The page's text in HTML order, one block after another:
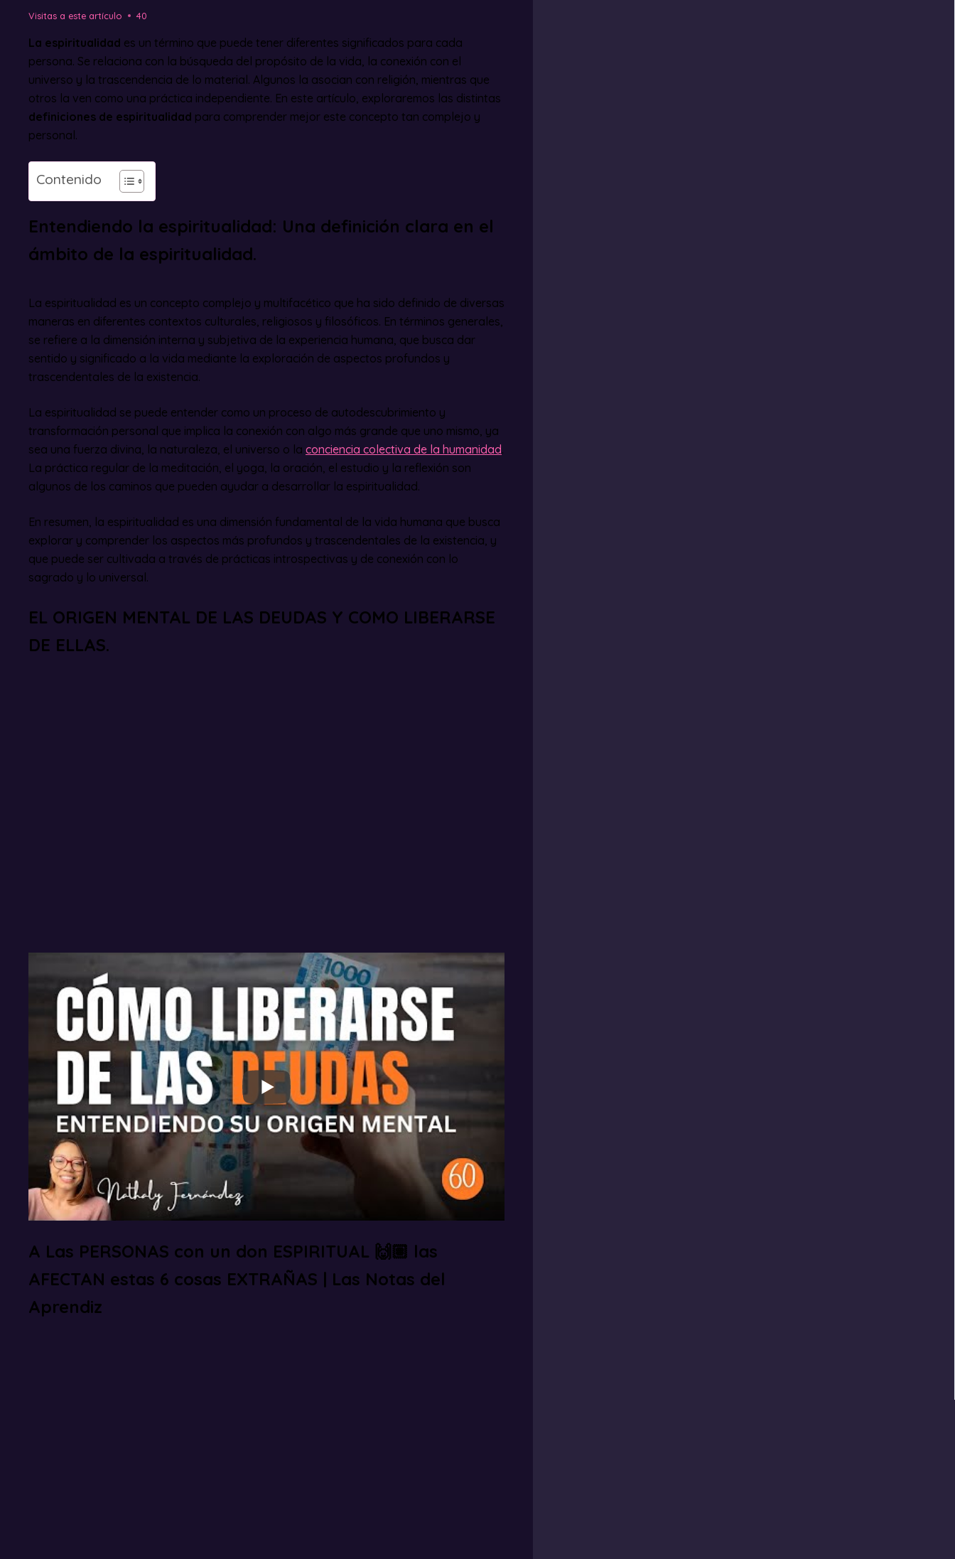
Visitas a este artículo 40
La espiritualidad es un término que puede tener diferentes significados para cada
persona. Se relaciona con la búsqueda del propósito de la vida, la conexión con el
universo y la trascendencia de lo material. Algunos la asocian con religión, mientras que
otros la ven como una práctica independiente. En este artículo, exploraremos las distintas
definiciones de espiritualidad para comprender mejor este concepto tan complejo y
personal.
Contenido
Entendiendo la espiritualidad: Una definición clara en el
ámbito de la espiritualidad.
La espiritualidad es un concepto complejo y multifacético que ha sido definido de diversas
maneras en diferentes contextos culturales, religiosos y filosóficos. En términos generales,
se refiere a la dimensión interna y subjetiva de la experiencia humana, que busca dar
sentido y significado a la vida mediante la exploración de aspectos profundos y
trascendentales de la existencia.
La espiritualidad se puede entender como un proceso de autodescubrimiento y
transformación personal que implica la conexión con algo más grande que uno mismo, ya
sea una fuerza divina, la naturaleza, el universo o la conciencia colectiva de la humanidad.
La práctica regular de la meditación, el yoga, la oración, el estudio y la reflexión son
algunos de los caminos que pueden ayudar a desarrollar la espiritualidad.
En resumen, la espiritualidad es una dimensión fundamental de la vida humana que busca
explorar y comprender los aspectos más profundos y trascendentales de la existencia, y
que puede ser cultivada a través de prácticas introspectivas y de conexión con lo
sagrado y lo universal.
EL ORIGEN MENTAL DE LAS DEUDAS Y COMO LIBERARSE
DE ELLAS.
A Las PERSONAS con un don ESPIRITUAL 🙌🏽 las
AFECTAN estas 6 cosas EXTRAÑAS | Las Notas del
Aprendiz